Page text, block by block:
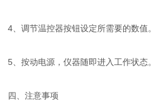
4、调节温控器按钮设定所需要的数值。
5、按动电源，仪器随即进入工作状态。
四、注意事项